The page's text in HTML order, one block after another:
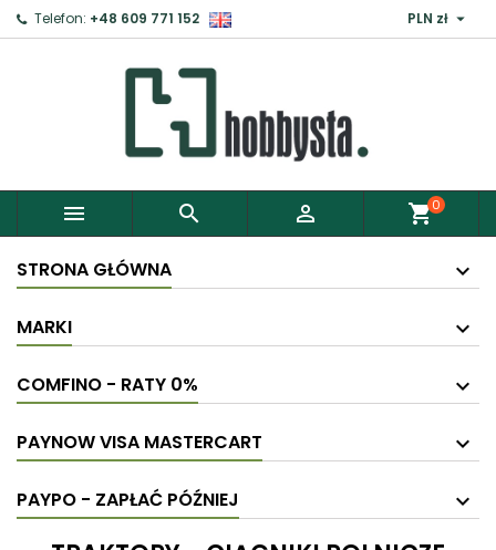
Telefon: +48 609 771 152 PLN zł 
   shopping_cart0
STRONA GŁÓWNA
MARKI
COMFINO - RATY 0%
PAYNOW VISA MASTERCART
PAYPO - ZAPŁAĆ PÓŹNIEJ
Zaloguj ×
Aby zapisać produkty do Schowka, musisz się
Anuluj Zaloguj